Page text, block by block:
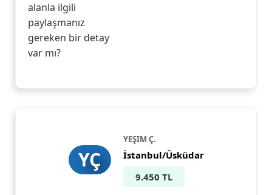
alanla ilgili
paylaşmanız
gereken bir detay
var mı?
YÇ
YEŞIM Ç.
İstanbul/Üsküdar
9.450 TL